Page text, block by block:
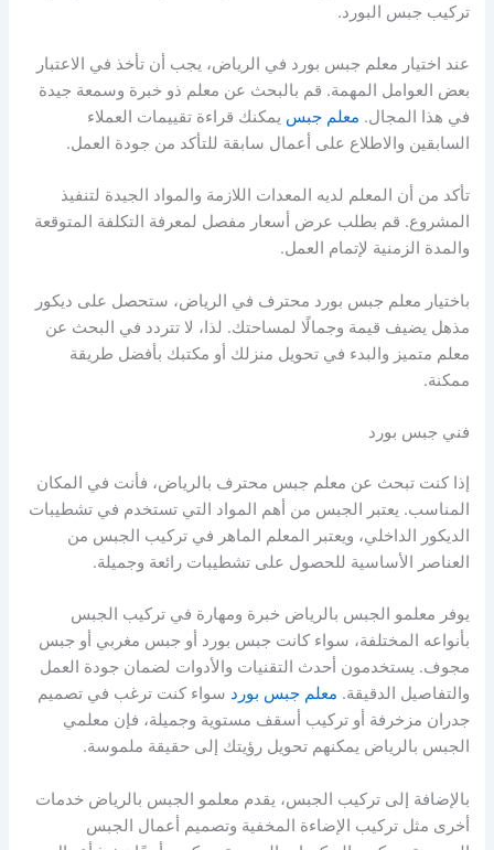
تركيب جبس البورد.
عند اختيار معلم جبس بورد في الرياض، يجب أن تأخذ في الاعتبار
بعض العوامل المهمة. قم بالبحث عن معلم ذو خبرة وسمعة جيدة
في هذا المجال. معلم جبس يمكنك قراءة تقييمات العملاء
السابقين والاطلاع على أعمال سابقة للتأكد من جودة العمل.
تأكد من أن المعلم لديه المعدات اللازمة والمواد الجيدة لتنفيذ
المشروع. قم بطلب عرض أسعار مفصل لمعرفة التكلفة المتوقعة
والمدة الزمنية لإتمام العمل.
باختيار معلم جبس بورد محترف في الرياض، ستحصل على ديكور
مذهل يضيف قيمة وجمالًا لمساحتك. لذا، لا تتردد في البحث عن
معلم متميز والبدء في تحويل منزلك أو مكتبك بأفضل طريقة
ممكنة.
فني جبس بورد
إذا كنت تبحث عن معلم جبس محترف بالرياض، فأنت في المكان
المناسب. يعتبر الجبس من أهم المواد التي تستخدم في تشطيبات
الديكور الداخلي، ويعتبر المعلم الماهر في تركيب الجبس من
العناصر الأساسية للحصول على تشطيبات رائعة وجميلة.
يوفر معلمو الجبس بالرياض خبرة ومهارة في تركيب الجبس
بأنواعه المختلفة، سواء كانت جبس بورد أو جبس مغربي أو جبس
مجوف. يستخدمون أحدث التقنيات والأدوات لضمان جودة العمل
والتفاصيل الدقيقة. معلم جبس بورد سواء كنت ترغب في تصميم
جدران مزخرفة أو تركيب أسقف مستوية وجميلة، فإن معلمي
الجبس بالرياض يمكنهم تحويل رؤيتك إلى حقيقة ملموسة.
بالإضافة إلى تركيب الجبس، يقدم معلمو الجبس بالرياض خدمات
أخرى مثل تركيب الإضاءة المخفية وتصميم أعمال الجبس